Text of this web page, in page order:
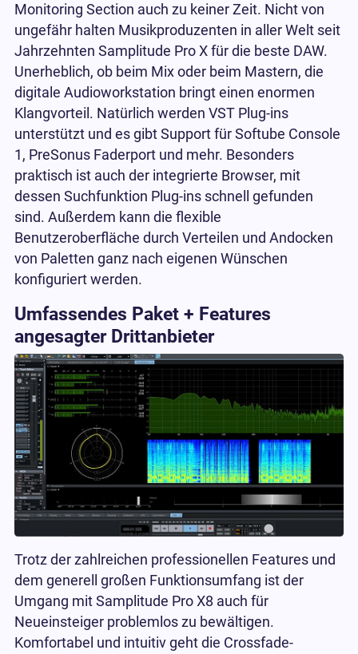
Monitoring Section auch zu keiner Zeit. Nicht von
ungefähr halten Musikproduzenten in aller Welt seit
Jahrzehnten Samplitude Pro X für die beste DAW.
Unerheblich, ob beim Mix oder beim Mastern, die
digitale Audioworkstation bringt einen enormen
Klangvorteil. Natürlich werden VST Plug-ins
unterstützt und es gibt Support für Softube Console
1, PreSonus Faderport und mehr. Besonders
praktisch ist auch der integrierte Browser, mit
dessen Suchfunktion Plug-ins schnell gefunden
sind. Außerdem kann die flexible
Benutzeroberfläche durch Verteilen und Andocken
von Paletten ganz nach eigenen Wünschen
konfiguriert werden.
Umfassendes Paket + Features
angesagter Drittanbieter
Trotz der zahlreichen professionellen Features und
dem generell großen Funktionsumfang ist der
Umgang mit Samplitude Pro X8 auch für
Neueinsteiger problemlos zu bewältigen.
Komfortabel und intuitiv geht die Crossfade-